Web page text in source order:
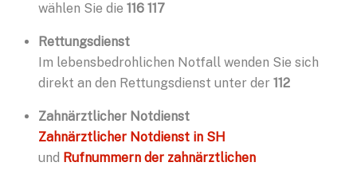
wählen Sie die 116 117
Rettungsdienst
Im lebensbedrohlichen Notfall wenden Sie sich
direkt an den Rettungsdienst unter der 112
Zahnärztlicher Notdienst
Zahnärztlicher Notdienst in SH
und Rufnummern der zahnärztlichen